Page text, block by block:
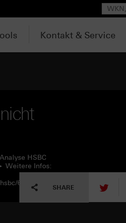
Suche
Kontakt & Service
HSBC
Weitere Infos:
6057RHNn1
SHARE tweet